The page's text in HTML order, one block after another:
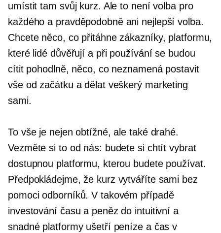
umístit tam svůj kurz. Ale to není volba pro
každého a pravděpodobně ani nejlepší volba.
Chcete něco, co přitáhne zákazníky, platformu,
které lidé důvěřují a při používání se budou
cítit pohodlně, něco, co neznamená postavit
vše od začátku a dělat veškerý marketing
sami.
To vše je nejen obtížné, ale také drahé.
Vezměte si to od nás: budete si chtít vybrat
dostupnou platformu, kterou budete používat.
Předpokládejme, že kurz vytváříte sami bez
pomoci odborníků. V takovém případě
investování času a peněz do intuitivní a
snadné platformy ušetří peníze a čas v